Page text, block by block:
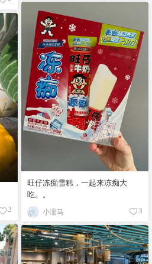
旺仔冻痴雪糕，一起来冻痴大
吃。。
小濡马 3
2